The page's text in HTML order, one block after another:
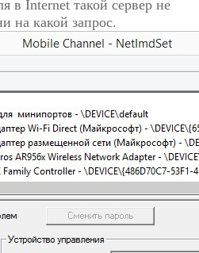
в Internet такой сервер не
на какой запрос.